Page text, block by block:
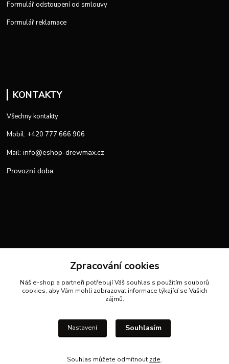
Formulář odstoupení od smlouvy
Formulář reklamace
KONTAKTY
Všechny kontakty
Mobil: +420 777 666 906
Mail: info@eshop-drewmax.cz
Provozní doba
Zpracování cookies
Náš e-shop a partneři potřebují Váš souhlas s použitím souborů
cookies, aby Vám mohli zobrazovat informace týkající se Vašich
zájmů.
Nastavení Souhlasím
Souhlas můžete odmítnout zde.